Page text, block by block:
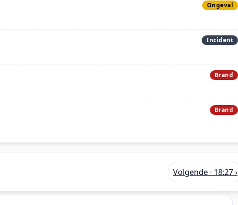
Ongeval
Incident
Brand
Brand
Volgende · 18:27 ›